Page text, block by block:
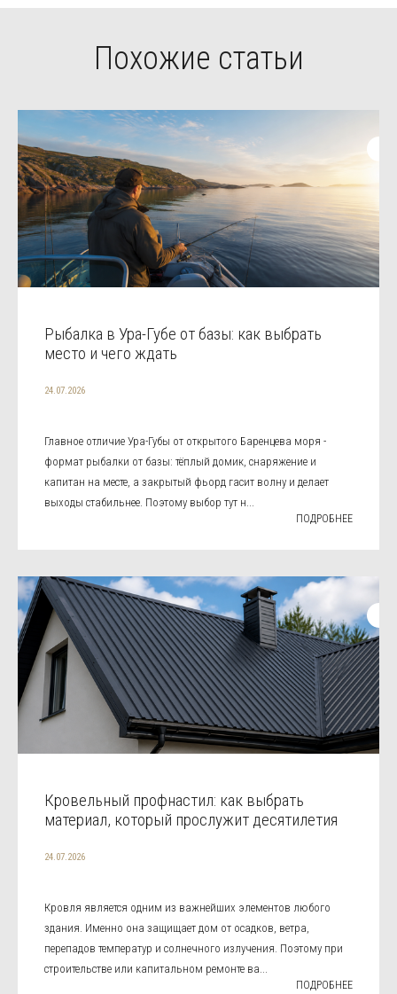
Похожие статьи
Рыбалка в Ура-Губе от базы: как выбрать
место и чего ждать
24.07.2026
Главное отличие Ура-Губы от открытого Баренцева моря -
формат рыбалки от базы: тёплый домик, снаряжение и
капитан на месте, а закрытый фьорд гасит волну и делает
выходы стабильнее. Поэтому выбор тут н...
ПОДРОБНЕЕ
Кровельный профнастил: как выбрать
материал, который прослужит десятилетия
24.07.2026
Кровля является одним из важнейших элементов любого
здания. Именно она защищает дом от осадков, ветра,
перепадов температур и солнечного излучения. Поэтому при
строительстве или капитальном ремонте ва...
ПОДРОБНЕЕ